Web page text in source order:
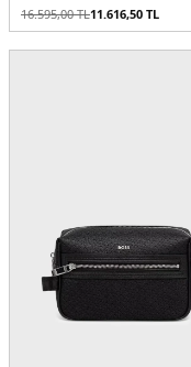
16.595,00TL11.616,50 TL